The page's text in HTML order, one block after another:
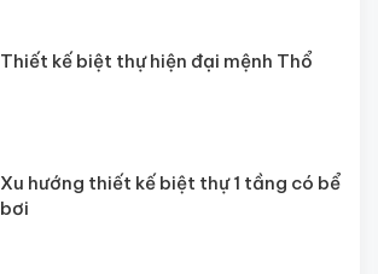
Thiết kế biệt thự hiện đại mệnh Thổ
Xu hướng thiết kế biệt thự 1 tầng có bể
bơi